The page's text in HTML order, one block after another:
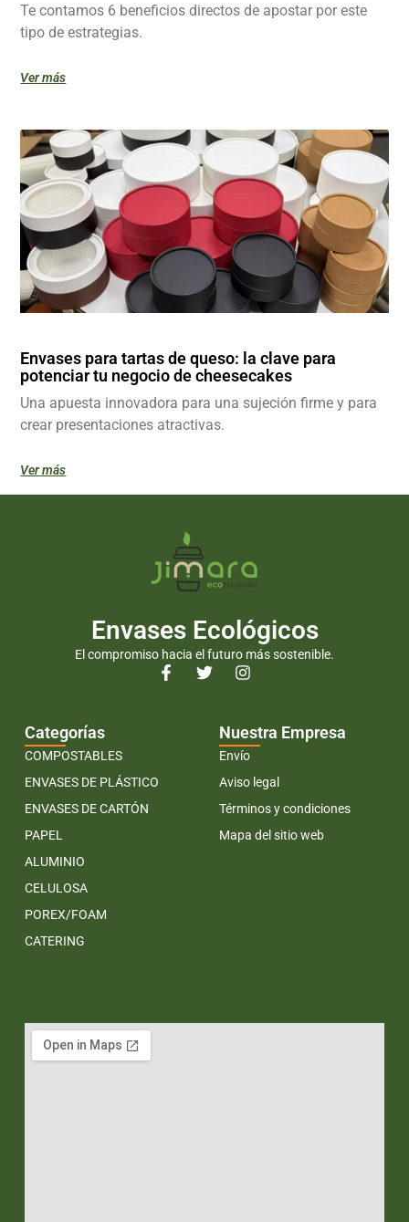
Te contamos 6 beneficios directos de apostar por este
tipo de estrategias.
Ver más
Envases para tartas de queso: la clave para
potenciar tu negocio de cheesecakes
Una apuesta innovadora para una sujeción firme y para
crear presentaciones atractivas.
Ver más
Envases Ecológicos
El compromiso hacia el futuro más sostenible.
Categorías
COMPOSTABLES
ENVASES DE PLÁSTICO
ENVASES DE CARTÓN
PAPEL
ALUMINIO
CELULOSA
POREX/FOAM
CATERING
Nuestra Empresa
Envío
Aviso legal
Términos y condiciones
Mapa del sitio web